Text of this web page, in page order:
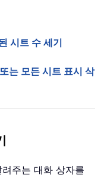
시트 수 세기
는 모든 시트 표시 삭
주는 대화 상자를